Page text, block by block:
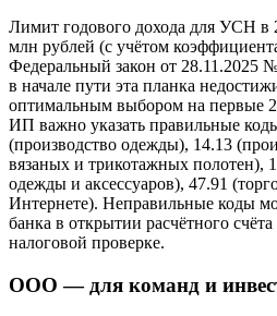
Лимит годового дохода для УСН в
млн рублей (с учётом
Федеральный закон от 28.11.2025
в начале пути эта планка
оптимальным выбором на первые
ИП важно указать правильные
(производство одежды), 14.13
вязаных и трикотажных полотен),
одежды и аксессуаров), 47.91
Интернете). Неправильные коды
банка в открытии расчётного
налоговой проверке.
ООО — для команд и